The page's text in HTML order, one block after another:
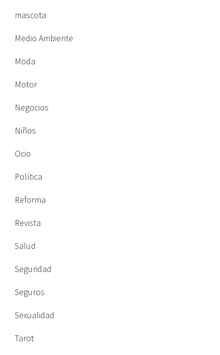
mascota
Medio Ambiente
Moda
Motor
Negocios
Niños
Ocio
Política
Reforma
Revista
Salud
Seguridad
Seguros
Sexualidad
Tarot